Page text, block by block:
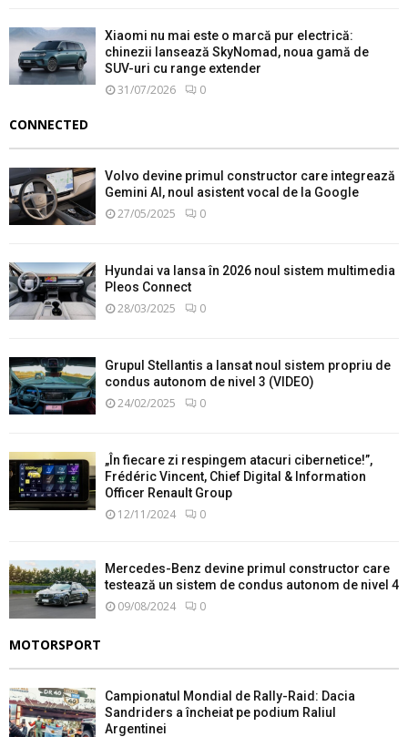
Xiaomi nu mai este o marcă pur electrică:
chinezii lansează SkyNomad, noua gamă de
SUV-uri cu range extender
31/07/2026 0
CONNECTED
Volvo devine primul constructor care integrează
Gemini AI, noul asistent vocal de la Google
27/05/2025 0
Hyundai va lansa în 2026 noul sistem multimedia
Pleos Connect
28/03/2025 0
Grupul Stellantis a lansat noul sistem propriu de
condus autonom de nivel 3 (VIDEO)
24/02/2025 0
„În fiecare zi respingem atacuri cibernetice!”,
Frédéric Vincent, Chief Digital & Information
Officer Renault Group
12/11/2024 0
Mercedes-Benz devine primul constructor care
testează un sistem de condus autonom de nivel 4
09/08/2024 0
MOTORSPORT
Campionatul Mondial de Rally-Raid: Dacia
Sandriders a încheiat pe podium Raliul
Argentinei